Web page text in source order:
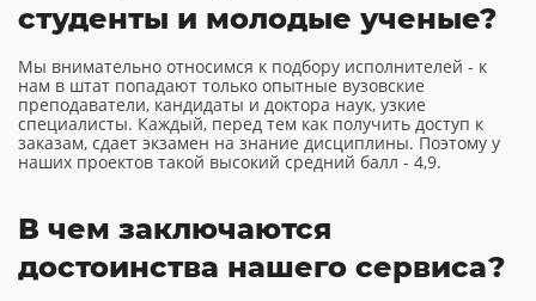
студенты и молодые ученые?
Мы внимательно относимся к подбору исполнителей - к
нам в штат попадают только опытные вузовские
преподаватели, кандидаты и доктора наук, узкие
специалисты. Каждый, перед тем как получить доступ к
заказам, сдает экзамен на знание дисциплины. Поэтому у
наших проектов такой высокий средний балл - 4,9.
В чем заключаются
достоинства нашего сервиса?